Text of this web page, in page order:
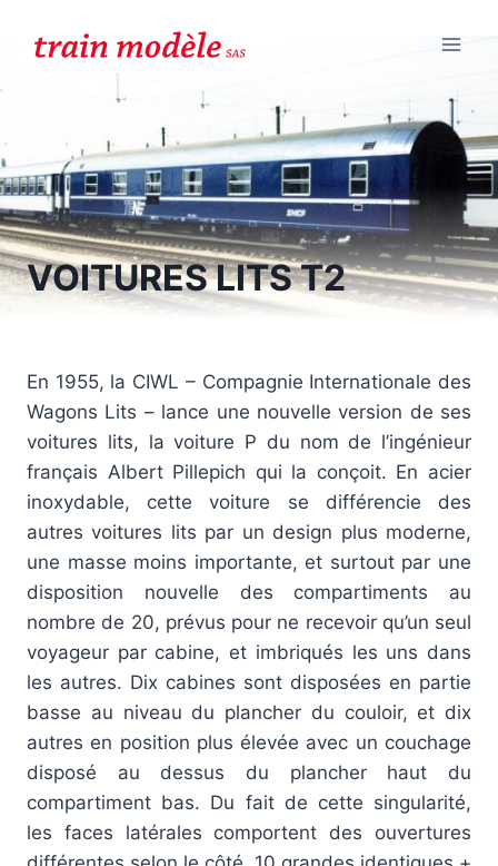
VOITURES LITS T2
En 1955, la CIWL – Compagnie Internationale des
Wagons Lits – lance une nouvelle version de ses
voitures lits, la voiture P du nom de l’ingénieur
français Albert Pillepich qui la conçoit. En acier
inoxydable, cette voiture se différencie des
autres voitures lits par un design plus moderne,
une masse moins importante, et surtout par une
disposition nouvelle des compartiments au
nombre de 20, prévus pour ne recevoir qu’un seul
voyageur par cabine, et imbriqués les uns dans
les autres. Dix cabines sont disposées en partie
basse au niveau du plancher du couloir, et dix
autres en position plus élevée avec un couchage
disposé au dessus du plancher haut du
compartiment bas. Du fait de cette singularité,
les faces latérales comportent des ouvertures